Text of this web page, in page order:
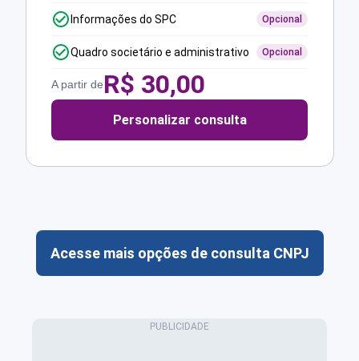
Informações do SPC Opcional
Quadro societário e administrativo Opcional
A partir deR$ 30,00
Personalizar consulta
Acesse mais opções de consulta CNPJ